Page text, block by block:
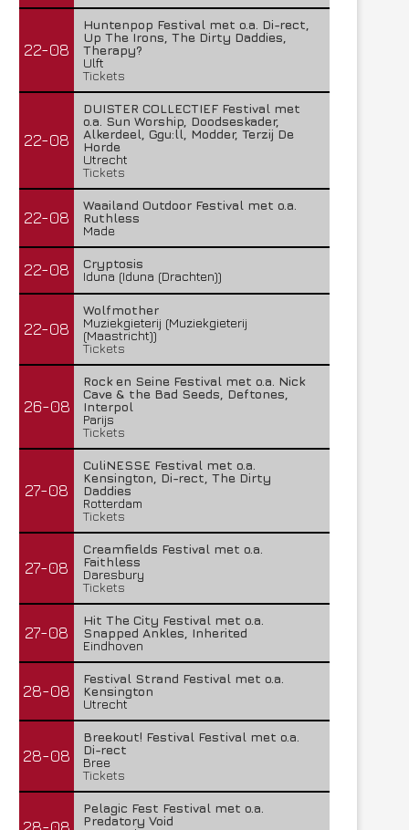
22-08
Huntenpop Festival met o.a. Di-rect,
Up The Irons, The Dirty Daddies,
Therapy?
Ulft
Tickets
22-08
DUISTER COLLECTIEF Festival met
o.a. Sun Worship, Doodseskader,
Alkerdeel, Ggu:ll, Modder, Terzij De
Horde
Utrecht
Tickets
22-08
Waailand Outdoor Festival met o.a.
Ruthless
Made
22-08
Cryptosis
Iduna (Iduna (Drachten))
22-08
Wolfmother
Muziekgieterij (Muziekgieterij
(Maastricht))
Tickets
26-08
Rock en Seine Festival met o.a. Nick
Cave & the Bad Seeds, Deftones,
Interpol
Parijs
Tickets
27-08
CuliNESSE Festival met o.a.
Kensington, Di-rect, The Dirty
Daddies
Rotterdam
Tickets
27-08
Creamfields Festival met o.a.
Faithless
Daresbury
Tickets
27-08
Hit The City Festival met o.a.
Snapped Ankles, Inherited
Eindhoven
28-08
Festival Strand Festival met o.a.
Kensington
Utrecht
28-08
Breekout! Festival Festival met o.a.
Di-rect
Bree
Tickets
Pelagic Fest Festival met o.a.
Predatory Void